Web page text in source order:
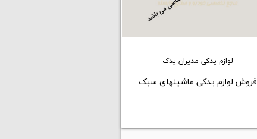
لوازم یدکی مدیران یدک
فروش لوازم یدکی ماشینهای سبک